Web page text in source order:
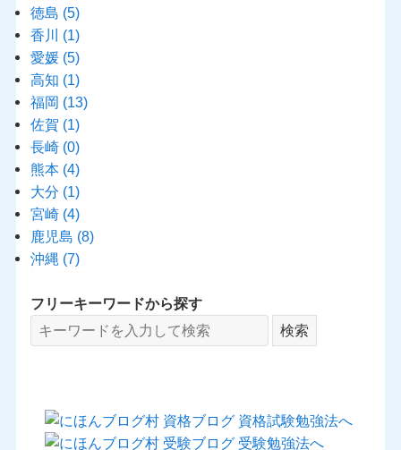
徳島 (5)
香川 (1)
愛媛 (5)
高知 (1)
福岡 (13)
佐賀 (1)
長崎 (0)
熊本 (4)
大分 (1)
宮崎 (4)
鹿児島 (8)
沖縄 (7)
フリーキーワードから探す